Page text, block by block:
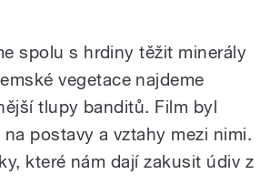
spolu s hrdiny těžit minerály
vegetace najdeme
tlupy banditů. Film byl
postavy a vztahy mezi nimi.
které nám dají zakusit údiv z